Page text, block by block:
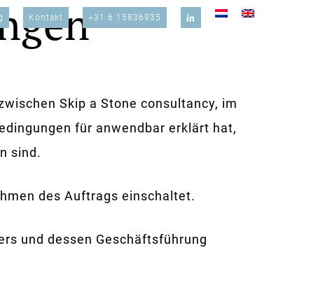
Kontakt +31 6 15836935
Skip a Stone consultancy, im
für anwendbar erklärt hat,
sind.
des Auftrags einschaltet.
und dessen Geschäftsführung